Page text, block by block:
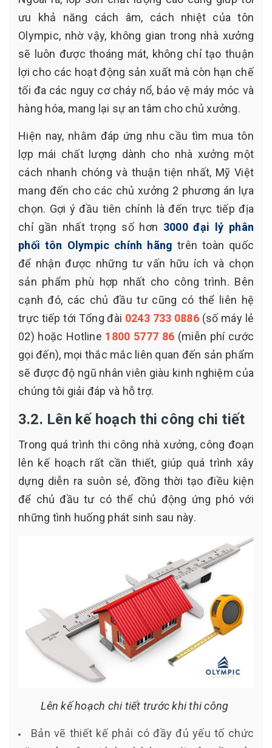
ưu khả năng cách âm, cách nhiệt của tôn
Olympic, nhờ vậy, không gian trong nhà xưởng
sẽ luôn được thoáng mát, không chỉ tạo thuận
lợi cho các hoạt động sản xuất mà còn hạn chế
tối đa các nguy cơ cháy nổ, bảo vệ máy móc và
hàng hóa, mang lại sự an tâm cho chủ xưởng.
Hiện nay, nhằm đáp ứng nhu cầu tìm mua tôn
lợp mái chất lượng dành cho nhà xưởng một
cách nhanh chóng và thuận tiện nhất, Mỹ Việt
mang đến cho các chủ xưởng 2 phương án lựa
chọn. Gợi ý đầu tiên chính là đến trực tiếp địa
chỉ gần nhất trọng số hơn 3000 đại lý phân
phối tôn Olympic chính hãng trên toàn quốc
để nhận được những tư vấn hữu ích và chọn
sản phẩm phù hợp nhất cho công trình. Bên
cạnh đó, các chủ đầu tư cũng có thể liên hệ
trực tiếp tới Tổng đài 0243 733 0886(số máy lẻ
02) hoặc Hotline 1800 5777 86 (miễn phí cước
gọi đến), mọi thắc mắc liên quan đến sản phẩm
sẽ được độ ngũ nhân viên giàu kinh nghiệm của
chúng tôi giải đáp và hỗ trợ.
3.2. Lên kế hoạch thi công chi tiết
Trong quá trình thi công nhà xưởng, công đoạn
lên kế hoạch rất cần thiết, giúp quá trình xây
dựng diễn ra suôn sẻ, đồng thời tạo điều kiện
để chủ đầu tư có thể chủ động ứng phó với
những tình huống phát sinh sau này.
Lên kế hoạch chi tiết trước khi thi công
Bản vẽ thiết kế phải có đầy đủ yếu tố chức